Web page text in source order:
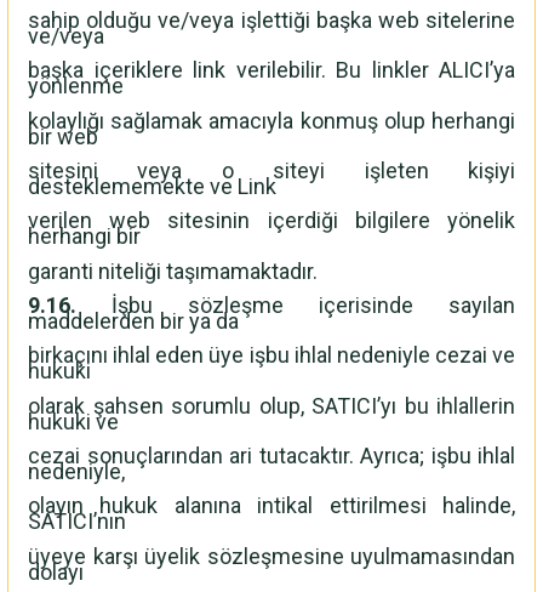
sahip olduğu ve/veya işlettiği başka web sitelerine
ve/veya
başka içeriklere link verilebilir. Bu linkler ALICI’ya
yönlenme
kolaylığı sağlamak amacıyla konmuş olup herhangi
bir web
sitesini veya o siteyi işleten kişiyi
desteklememekte ve Link
verilen web sitesinin içerdiği bilgilere yönelik
herhangi bir
garanti niteliği taşımamaktadır.
9.16. İşbu sözleşme içerisinde sayılan
maddelerden bir ya da
birkaçını ihlal eden üye işbu ihlal nedeniyle cezai ve
hukuki
olarak şahsen sorumlu olup, SATICI’yı bu ihlallerin
hukuki ve
cezai sonuçlarından ari tutacaktır. Ayrıca; işbu ihlal
nedeniyle,
olayın hukuk alanına intikal ettirilmesi halinde,
SATICI’nın
üyeye karşı üyelik sözleşmesine uyulmamasından
dolayı